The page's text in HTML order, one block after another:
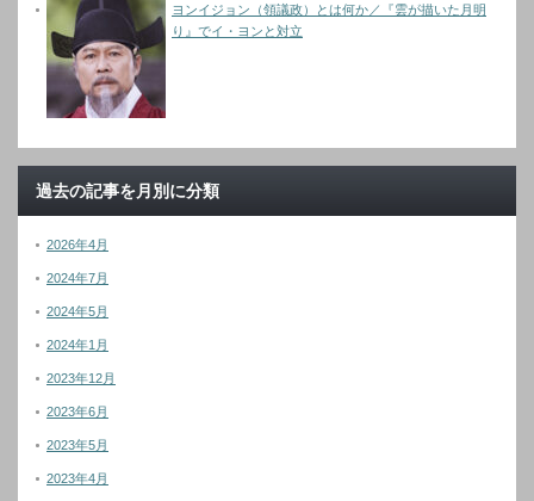
ヨンイジョン（領議政）とは何か／『雲が描いた月明
り』でイ・ヨンと対立
過去の記事を月別に分類
2026年4月
2024年7月
2024年5月
2024年1月
2023年12月
2023年6月
2023年5月
2023年4月